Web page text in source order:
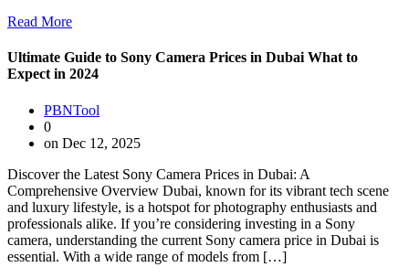
Read More
Ultimate Guide to Sony Camera Prices in Dubai What to
Expect in 2024
PBNTool
0
on Dec 12, 2025
Discover the Latest Sony Camera Prices in Dubai: A
Comprehensive Overview Dubai, known for its vibrant tech scene
and luxury lifestyle, is a hotspot for photography enthusiasts and
professionals alike. If you’re considering investing in a Sony
camera, understanding the current Sony camera price in Dubai is
essential. With a wide range of models from […]